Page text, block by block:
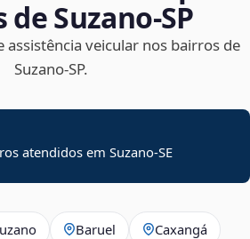
Suzano‑SP
assistência veicular nos bairros de
Suzano‑SP.
atendidos emSuzano-SE
Baruel Caxangá